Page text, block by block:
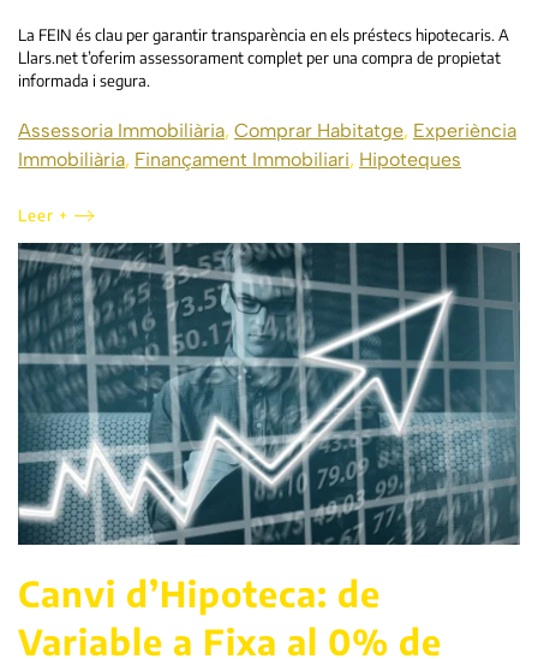
La FEIN és clau per garantir transparència en els préstecs hipotecaris. A
Llars.net t’oferim assessorament complet per una compra de propietat
informada i segura.
Assessoria Immobiliària, Comprar Habitatge, Experiència
Immobiliària, Finançament Immobiliari, Hipoteques
Leer +
Canvi d’Hipoteca: de
Variable a Fixa al 0% de